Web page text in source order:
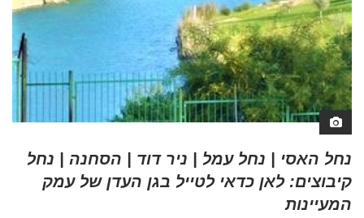
נחל האסי | נחל עמל | ניר דוד | הסחנה | נחל
קיבוצים: לאן כדאי לטייל בגן העדן של עמק
המעיינות